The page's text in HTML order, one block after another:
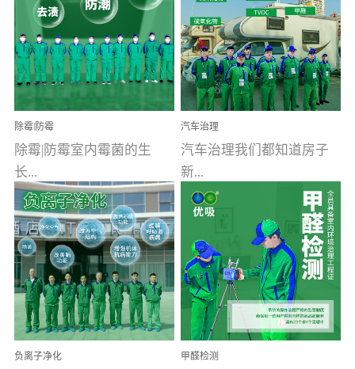
空气污染净化治理）工业
文明的进步，创造了多姿
多彩的家居产品和生活情
调，但也带来了以甲醛为
首的室内...
用行业公认奥维牌消毒
液，具备杀死人体冠状病
毒的功效，杀菌率
99.99%。相对于传统消毒
液来说，无...
除霉|防霉
除霉|防霉室内霉菌的生
长...
受温度、湿度、基质养
分、通风四个条件影响，
温暖潮湿、营养物质多、
通风缓慢的空间最易滋生
大量霉菌的...
汽车治理
汽车治理我们都知道房子
新...
装修完会有甲醛，其实汽
车的甲醛超标问题更为严
重。汽车的空间范围小，
配件、皮具、装饰多，这
些都是汽...
负离子净化 甲醛检测